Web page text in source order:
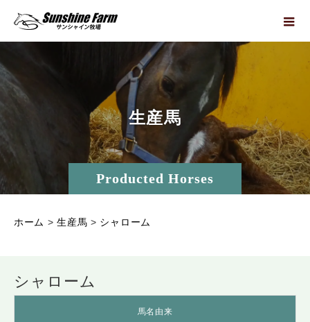
Producted Horses
生産馬
ホーム >生産馬 > シャローム
シャローム
馬名由来